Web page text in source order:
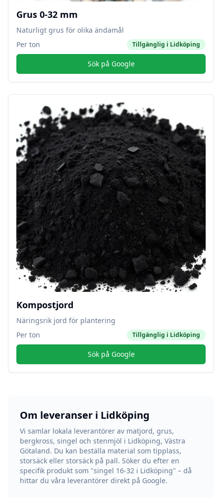
Grus 0-32 mm
Naturligt grus för olika ändamål
Per ton
Tillgänglig i Lidköping
Sök på Google
Kompostjord
Näringsrik jord för plantering
Per ton
Tillgänglig i Lidköping
Sök på Google
Om leveranser i Lidköping
Vi samlar lokala leverantörer av matjord, grus,
bergkross, singel och stenmjöl i Lidköping, Västra
Götaland. Du kan beställa material som tipplass,
storsäck eller storsäck på pall. Söker du efter en
specifik produkt som "singel 16-32 i Lidköping" – då
hittar du våra leverantörer direkt på Google.